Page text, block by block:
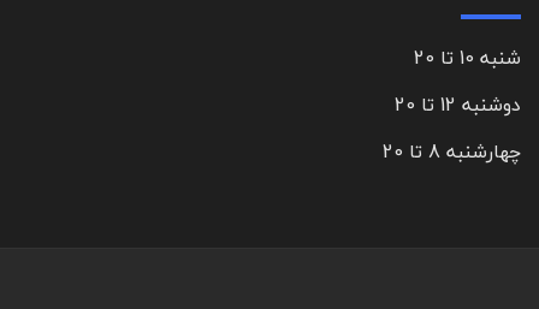
شنبه 10 تا 20
دوشنبه 12 تا 20
چهارشنبه 8 تا 20